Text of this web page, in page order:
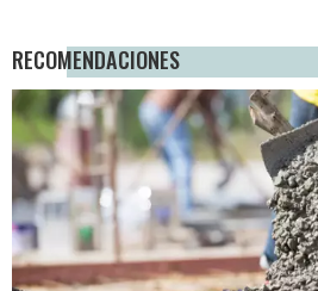
RECOMENDACIONES